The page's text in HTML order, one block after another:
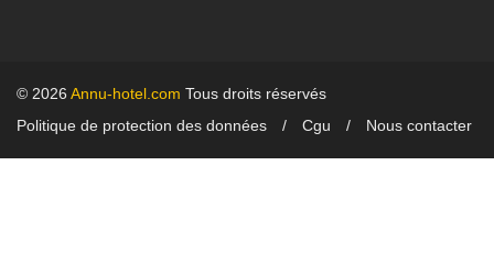
© 2026 Annu-hotel.com Tous droits réservés
Politique de protection des données
Cgu Nous contacter